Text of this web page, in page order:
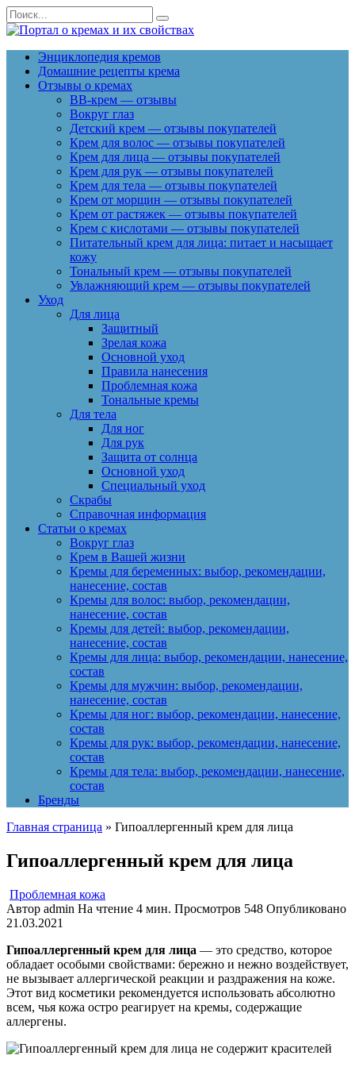
Перейти
к
содержанию
Search
for:
Энциклопедия кремов
Домашние рецепты крема
Отзывы о кремах
BB-крем — отзывы
Вокруг глаз
Детский крем — отзывы покупателей
Крем для волос — отзывы покупателей
Крем для лица — отзывы покупателей
Крем для рук — отзывы покупателей
Крем для тела — отзывы покупателей
Крем от морщин — отзывы покупателей
Крем от растяжек — отзывы покупателей
Крем с кислотами — отзывы покупателей
Питательный крем для лица: питает и насыщает
кожу
Тональный крем — отзывы покупателей
Увлажняющий крем — отзывы покупателей
Уход
Для лица
Защитный
Зрелая кожа
Основной уход
Правила нанесения
Проблемная кожа
Тональные кремы
Для тела
Для ног
Для рук
Защита от солнца
Основной уход
Специальный уход
Скрабы
Справочная информация
Статьи о кремах
Вокруг глаз
Крем в Вашей жизни
Кремы для беременных: выбор, рекомендации,
нанесение, состав
Кремы для волос: выбор, рекомендации,
нанесение, состав
Кремы для детей: выбор, рекомендации,
нанесение, состав
Кремы для лица: выбор, рекомендации, нанесение,
состав
Кремы для мужчин: выбор, рекомендации,
нанесение, состав
Кремы для ног: выбор, рекомендации, нанесение,
состав
Кремы для рук: выбор, рекомендации, нанесение,
состав
Кремы для тела: выбор, рекомендации, нанесение,
состав
Бренды
Главная страница » Гипоаллергенный крем для лица
Гипоаллергенный крем для лица
Проблемная кожа
Автор admin На чтение 4 мин. Просмотров 548 Опубликовано
21.03.2021
Гипоаллергенный крем для лица — это средство, которое
обладает особыми свойствами: бережно и нежно воздействует,
не вызывает аллергической реакции и раздражения на коже.
Этот вид косметики рекомендуется использовать абсолютно
всем, чья кожа остро реагирует на кремы, содержащие
аллергены.